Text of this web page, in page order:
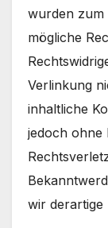
wurden zum
mögliche
Verlinkung
inhaltliche
jedoch ohne
wir derartige